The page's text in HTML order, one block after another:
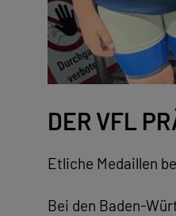
DER VFL
Etliche Medaillen
Bei den Baden-